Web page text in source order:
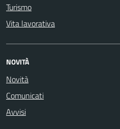
Turismo
Vita lavorativa
NOVITÀ
Novità
Comunicati
Avvisi